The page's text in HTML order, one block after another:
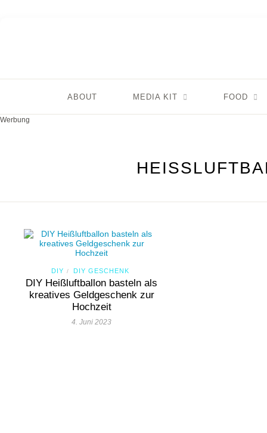
ABOUT MEDIA KIT FOOD
Werbung
DIY / DIY GESCHENK
DIY Heißluftballon basteln als
kreatives Geldgeschenk zur
Hochzeit
4. Juni 2023